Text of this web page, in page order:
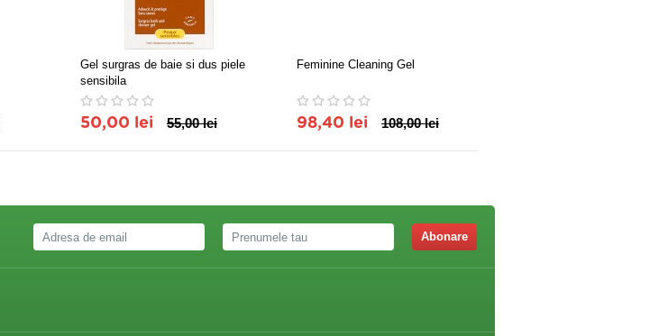
Gel surgras de baie si dus piele
sensibila
50,00 lei 55,00 lei
Feminine Cleaning Gel
98,40 lei 108,00 lei
Abonare